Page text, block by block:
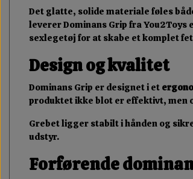
Det glatte, solide materiale føles
leverer Dominans Grip fra
sexlegetøj for at skabe et komplet
Design og kvalitet
Dominans Grip er designet i et
produktet ikke blot er effektivt,
Grebet ligger stabilt i hånden og
udstyr.
Forførende